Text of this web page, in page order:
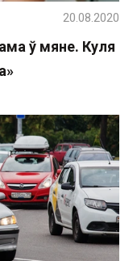
ў мяне. Куля
20.08.2020